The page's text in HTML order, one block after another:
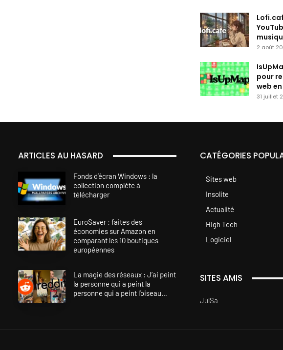
2 août
pour
web en
31 juillet
ARTICLES AU HASARD
Fonds d’écran Windows : la
collection complète à
télécharger
EuroSaver : faites des
économies sur Amazon en
comparant les 10 boutiques
européennes
La magie des réseaux : J’ai peint
la personne qui a peint la
personne qui a peint l’oiseau…
CATÉGORIES
Sites web
Insolite
Actualité
High Tech
Logiciel
SITES AMIS
JulSa